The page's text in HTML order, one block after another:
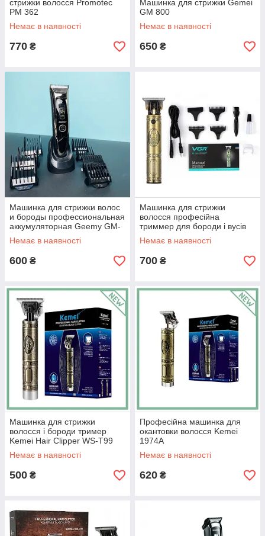
стрижки волосся Promotec
PM 362
Немає в наявності
770 ₴
Машинка для стрижки Gemei
GM 800
Немає в наявності
650 ₴
Машинка для стрижки волос
и бороды профессиональная
аккумуляторная Geemy GM-
800
Немає в наявності
600 ₴
Машинка для стрижки
волосся професійна
триммер для бороди і вусів
VGR V-085
Немає в наявності
700 ₴
Машинка для стрижки
волосся і бороди тример
Kemei Hair Clipper WS-T99
Original з 2 акумуляторными
батареями
Немає в наявності
500 ₴
Професійна машинка для
окантовки волосся Kemei
1974A
Немає в наявності
620 ₴